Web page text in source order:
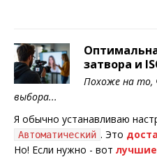
затвора и
Похоже на то,
выбора...
Я обычно устанавливаю
Автоматический . Это
Но! Если нужно - вот